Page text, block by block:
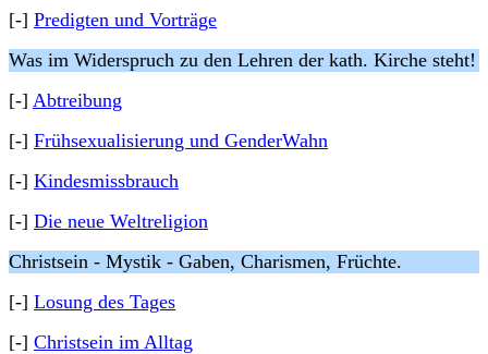
[-] Predigten und Vorträge
Was im Widerspruch zu den Lehren der kath. Kirche steht!
[-] Abtreibung
[-] Frühsexualisierung und GenderWahn
[-] Kindesmissbrauch
[-] Die neue Weltreligion
Christsein - Mystik - Gaben, Charismen, Früchte.
[-] Losung des Tages
[-] Christsein im Alltag